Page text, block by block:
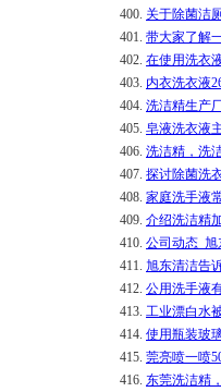
400. 关于除菌洁
401. 带大家了解
402. 在使用洗衣
403. 内衣洗衣液
404. 洗洁精生产
405. 皂液洗衣液
406. 洗洁精，洗
407. 探讨除菌洗
408. 家庭洗手液
409. 介绍洗洁精
410. 公司动态_
411. 旭东清洁告
412. 公用洗手液
413. 工业漂白水
414. 使用瓶装玻
415. 莞亮喷一喷
416. 东莞洗洁精